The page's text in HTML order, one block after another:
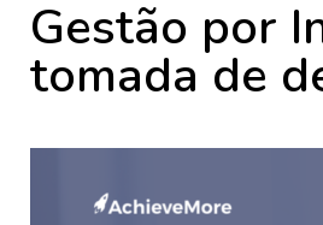
Gestão por
tomada de